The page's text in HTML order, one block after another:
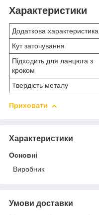
Характеристики
Додаткова характеристика
Кут заточування
Підходить для ланцюга з
кроком
Твердість металу
Приховати
Характеристики
Основні
Виробник
Умови доставки